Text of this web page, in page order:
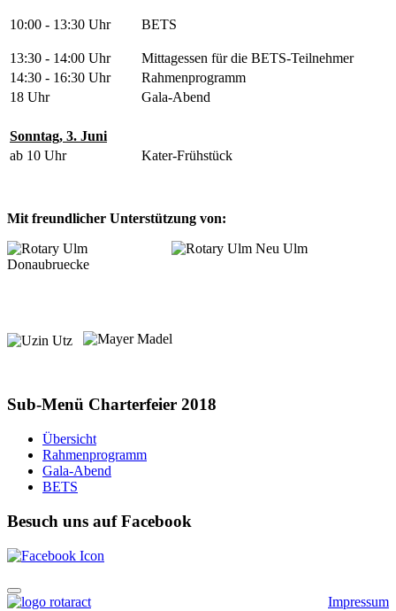
10:00 - 13:30 Uhr BETS
13:30 - 14:00 Uhr
Mittagessen für die BETS-Teilnehmer
14:30 - 16:30 Uhr
Rahmenprogramm
18 Uhr
Gala-Abend
Sonntag, 3. Juni
ab 10 Uhr
Kater-Frühstück
Mit freundlicher Unterstützung von:
Sub-Menü Charterfeier 2018
Übersicht
Rahmenprogramm
Gala-Abend
BETS
Besuch uns auf Facebook
Impressum